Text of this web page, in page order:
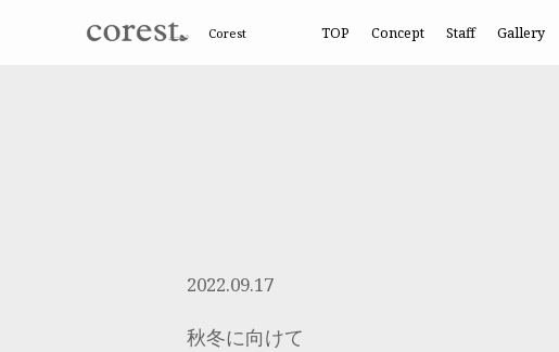
Corest TOP Concept Staff Gallery
2022.09.17
秋冬に向けて